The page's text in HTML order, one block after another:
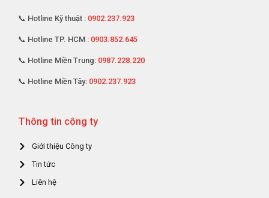
📞 Hotline Tư vấn 0909.555.709
📞 Hotline Kỹ thuật : 0902.237.923
📞 Hotline TP. HCM : 0903.852.645
📞 Hotline Miền Trung: 0987.228.220
📞 Hotline Miền Tây: 0902.237.923
Thông tin công ty
Giới thiệu Công ty
Tin tức
Liên hệ